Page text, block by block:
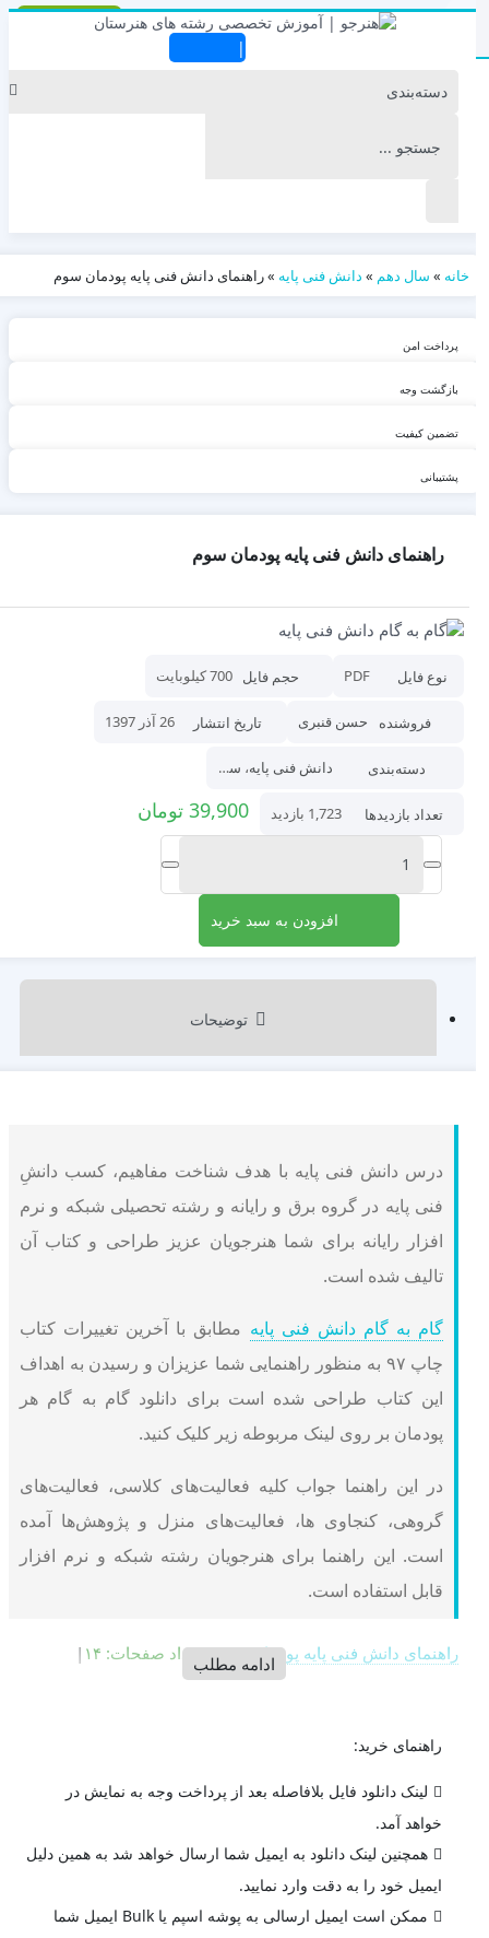
خانه» سال دهم» دانش فنی پایه» راهنمای دانش فنی پایه پودمان سوم
پرداخت امن
بازگشت وجه
تضمین کیفیت
پشتیبانی
راهنمای دانش فنی پایه پودمان سوم
دانش فنی پایه
نوع فایل PDF حجم فایل 700 کیلوبایت
فروشنده حسن قنبری تاریخ انتشار 26 آذر 1397
دسته‌بندی دانش فنی پایه،سال دهم
تعداد بازدیدها 1,723 بازدید 39,900 تومان
افزودن به سبد خرید
توضیحات
درس دانش فنی پایه با هدف شناخت مفاهیم، کسب دانشِ
فنی پایه در گروه برق و رایانه و رشته تحصیلی شبکه و نرم
افزار رایانه برای شما هنرجویان عزیز طراحی و کتاب آن
تالیف شده است.
گام به گام دانش فنی پایهمطابق با آخرین تغییرات کتاب
چاپ ۹۷ به منظور راهنمایی شما عزیزان و رسیدن به اهداف
این کتاب طراحی شده است برای دانلود گام به گام هر
پودمان بر روی لینک مربوطه زیر کلیک کنید.
در این راهنما جواب کلیه فعالیت‌های کلاسی، فعالیت‌های
گروهی، کنجاوی ها، فعالیت‌های منزل و پژوهش‌ها آمده
است. این راهنما برای هنرجویانرشته شبکه و نرم افزار
قابل استفاده است.
راهنمای دانش فنی پایه پودمان سوم|تعداد صفحات: ۱۴ | ادامه مطلب
راهنمای خرید:
لینک دانلود فایل بلافاصله بعد از پرداخت وجه به نمایش در
خواهد آمد.
همچنین لینک دانلود به ایمیل شما ارسال خواهد شد به همین دلیل
ایمیل خود را به دقت وارد نمایید.
ممکن است ایمیل ارسالی به پوشه اسپم یا Bulk ایمیل شما